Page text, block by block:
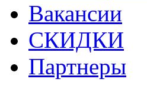
Вакансии
СКИДКИ
Партнеры